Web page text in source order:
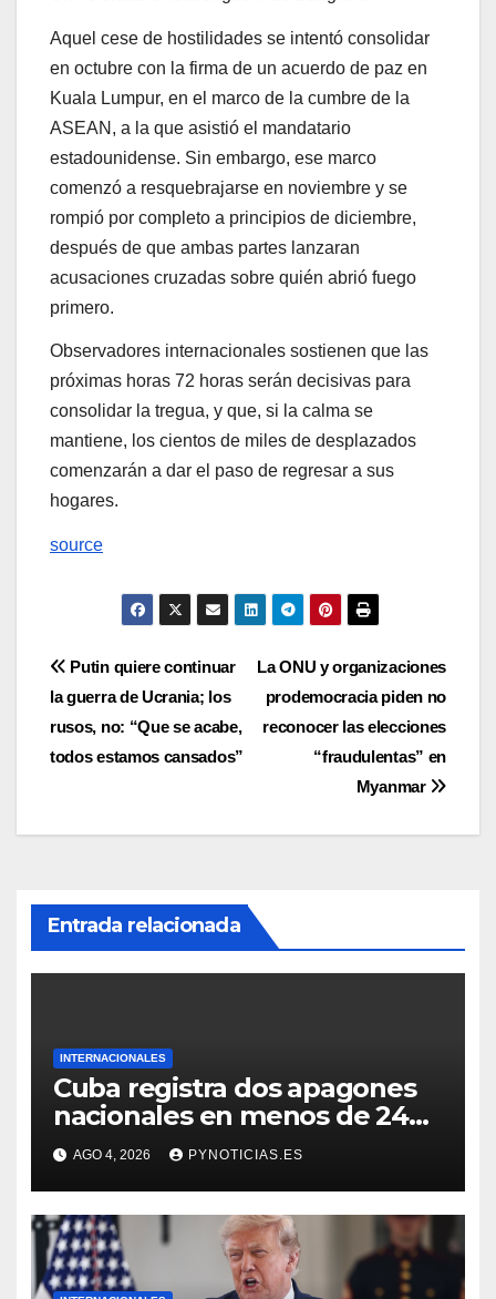
Aquel cese de hostilidades se intentó consolidar
en octubre con la firma de un acuerdo de paz en
Kuala Lumpur, en el marco de la cumbre de la
ASEAN, a la que asistió el mandatario
estadounidense. Sin embargo, ese marco
comenzó a resquebrajarse en noviembre y se
rompió por completo a principios de diciembre,
después de que ambas partes lanzaran
acusaciones cruzadas sobre quién abrió fuego
primero.
Observadores internacionales sostienen que las
próximas horas 72 horas serán decisivas para
consolidar la tregua, y que, si la calma se
mantiene, los cientos de miles de desplazados
comenzarán a dar el paso de regresar a sus
hogares.
source
Navegación
de
entradas
La ONU y organizaciones
prodemocracia piden no
reconocer las elecciones
“fraudulentas” en
Myanmar
Putin quiere continuar
la guerra de Ucrania; los
rusos, no: “Que se acabe,
todos estamos cansados”
Entrada relacionada
INTERNACIONALES
Cuba registra dos apagones
nacionales en menos de 24
horas
AGO 4, 2026 PYNOTICIAS.ES